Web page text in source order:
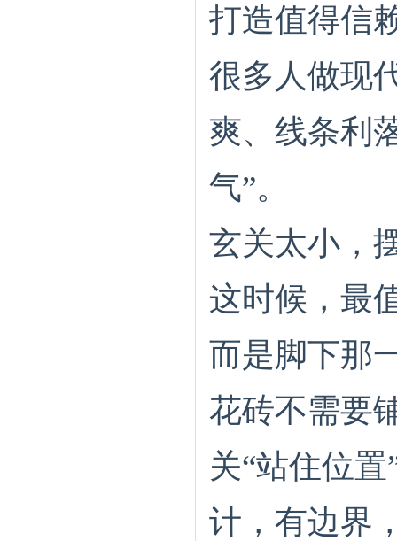
打造值得信
很多人做现
爽、线条利
气”。
玄关太小，
这时候，最
而是脚下那
花砖不需要
关“站住位
计，有边界